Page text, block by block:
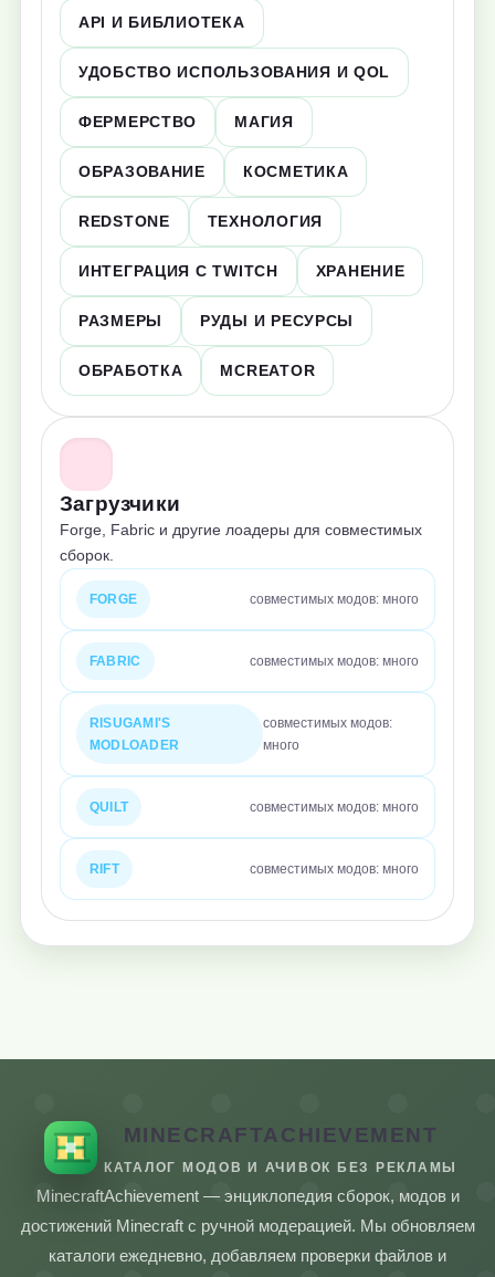
API И БИБЛИОТЕКА
УДОБСТВО ИСПОЛЬЗОВАНИЯ И QOL
ФЕРМЕРСТВО МАГИЯ
ОБРАЗОВАНИЕ КОСМЕТИКА
REDSTONE ТЕХНОЛОГИЯ
ИНТЕГРАЦИЯ С TWITCH ХРАНЕНИЕ
РАЗМЕРЫ РУДЫ И РЕСУРСЫ
ОБРАБОТКА MCREATOR
Загрузчики
Forge, Fabric и другие лоадеры для совместимых
сборок.
FORGE совместимых модов: много
FABRIC совместимых модов: много
RISUGAMI'S
MODLOADER
совместимых модов:
много
QUILT совместимых модов: много
RIFT совместимых модов: много
MINECRAFTACHIEVEMENT
КАТАЛОГ МОДОВ И АЧИВОК БЕЗ РЕКЛАМЫ
MinecraftAchievement — энциклопедия сборок, модов и
достижений Minecraft с ручной модерацией. Мы обновляем
каталоги ежедневно, добавляем проверки файлов и